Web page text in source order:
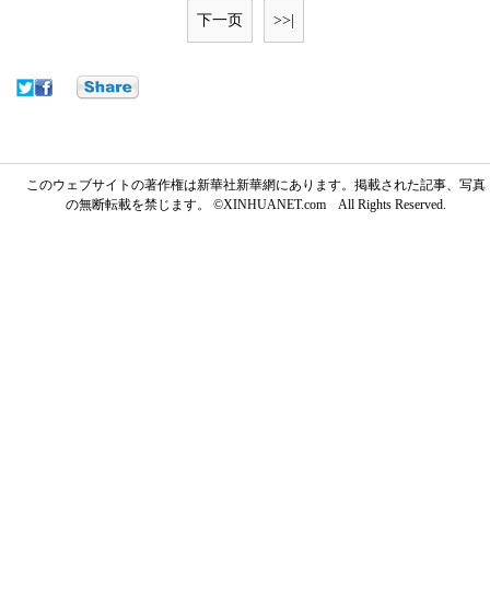
下一页 >>|
このウェブサイトの著作権は新華社新華網にあります。掲載された記事、写真
の無断転載を禁じます。 ©XINHUANET.com All Rights Reserved.